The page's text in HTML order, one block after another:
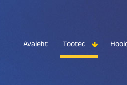
Avaleht Tooted